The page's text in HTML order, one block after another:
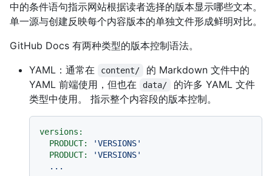
中的条件语句指示网站根据读者选择的版本显示哪些文本。
单一源与创建反映每个内容版本的单独文件形成鲜明对比。
GitHub Docs 有两种类型的版本控制语法。
YAML：通常在
content/
的 Markdown 文件中的
YAML 前端使用，但也在
data/
的许多 YAML 文件
类型中使用。 指示整个内容段的版本控制。
versions:
PRODUCT:
'VERSIONS'
PRODUCT:
'VERSIONS'
...